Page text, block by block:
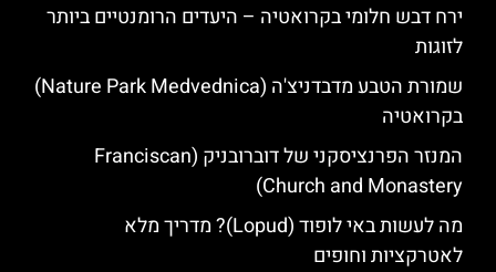
ירח דבש חלומי בקרואטיה – היעדים הרומנטיים ביותר
לזוגות
שמורת הטבע מדבדניצ'ה (Nature Park Medvednica)
בקרואטיה
המנזר הפרנציסקני של דוברובניק (Franciscan
Church and Monastery)
מה לעשות באי לופוד (Lopud)? מדריך מלא
לאטרקציות וחופים